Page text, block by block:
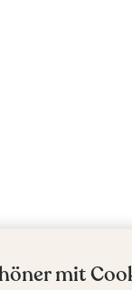
mit